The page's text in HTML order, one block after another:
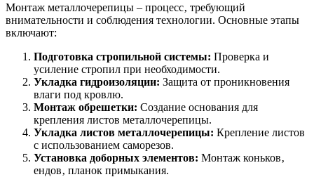
Монтаж металлочерепицы – процесс‚ требующий
внимательности и соблюдения технологии. Основные этапы
включают:
Подготовка стропильной системы: Проверка и
усиление стропил при необходимости.
Укладка гидроизоляции: Защита от проникновения
влаги под кровлю.
Монтаж обрешетки: Создание основания для
крепления листов металлочерепицы.
Укладка листов металлочерепицы: Крепление листов
с использованием саморезов.
Установка доборных элементов: Монтаж коньков‚
ендов‚ планок примыкания.